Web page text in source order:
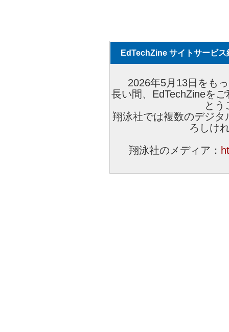
EdTechZine サイトサービス
2026年5月13日をも
長い間、EdTechZineを
とう
翔泳社では複数のデジ
ろしけ
翔泳社のメディア：